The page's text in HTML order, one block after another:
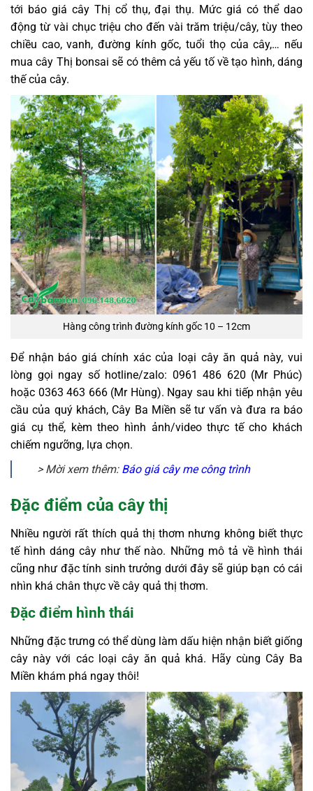
tới báo giá cây Thị cổ thụ, đại thụ. Mức giá có thể dao
động từ vài chục triệu cho đến vài trăm triệu/cây, tùy theo
chiều cao, vanh, đường kính gốc, tuổi thọ của cây,… nếu
mua cây Thị bonsai sẽ có thêm cả yếu tố về tạo hình, dáng
thế của cây.
Hàng công trình đường kính gốc 10 – 12cm
Để nhận báo giá chính xác của loại cây ăn quả này, vui
lòng gọi ngay số hotline/zalo: 0961 486 620 (Mr Phúc)
hoặc 0363 463 666 (Mr Hùng). Ngay sau khi tiếp nhận yêu
cầu của quý khách, Cây Ba Miền sẽ tư vấn và đưa ra báo
giá cụ thể, kèm theo hình ảnh/video thực tế cho khách
chiếm ngưỡng, lựa chọn.
> Mời xem thêm: Báo giá cây me công trình
Đặc điểm của cây thị
Nhiều người rất thích quả thị thơm nhưng không biết thực
tế hình dáng cây như thế nào. Những mô tả về hình thái
cũng như đặc tính sinh trưởng dưới đây sẽ giúp bạn có cái
nhìn khá chân thực về cây quả thị thơm.
Đặc điểm hình thái
Những đặc trưng có thể dùng làm dấu hiện nhận biết giống
cây này với các loại cây ăn quả khá. Hãy cùng Cây Ba
Miền khám phá ngay thôi!